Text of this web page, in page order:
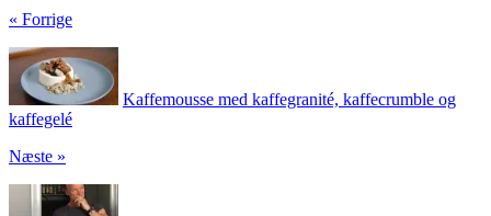
« Forrige
Kaffemousse med kaffegranité, kaffecrumble og
kaffegelé
Næste »